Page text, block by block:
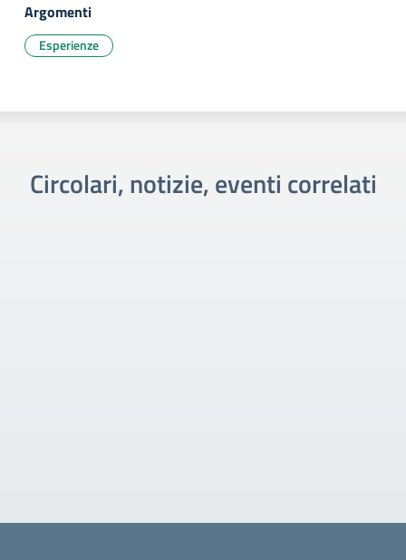
Argomenti
Esperienze
Circolari, notizie, eventi correlati